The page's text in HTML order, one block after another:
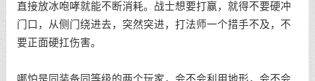
直接放冰咆哮就能不断消耗。战士想要打赢，就得不要硬冲
门口，从侧门绕进去，突然突进，打法师一个措手不及，不
要正面硬扛伤害。